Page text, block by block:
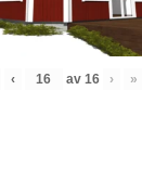
‹ av 16 › »